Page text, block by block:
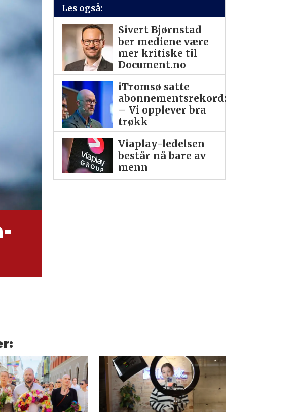
Les også:
Sivert Bjørnstad
ber mediene være
mer kritiske til
Document.no
iTromsø satte
abonnementsrekord:
– Vi opplever bra
trøkk
Viaplay-ledelsen
består nå bare av
menn